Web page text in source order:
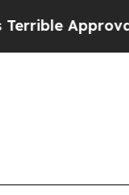
Approval Rating